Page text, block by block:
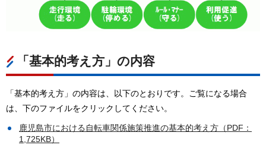
「基本的考え方」の内容
「基本的考え方」の内容は、以下のとおりです。ご覧になる場合
は、下のファイルをクリックしてください。
鹿児島市における自転車関係施策推進の基本的考え方（PDF：
1,725KB）